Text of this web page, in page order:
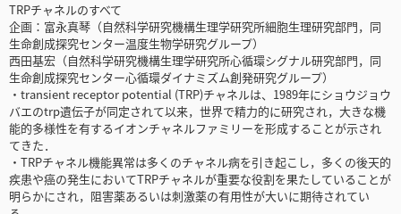
TRPチャネルのすべて
企画：富永真琴（自然科学研究機構生理学研究所細胞生理研究部門，同
生命創成探究センター温度生物学研究グループ）
西田基宏（自然科学研究機構生理学研究所心循環シグナル研究部門，同
生命創成探究センター心循環ダイナミズム創発研究グループ）
・transient receptor potential (TRP)チャネルは、1989年にショウジョウ
バエのtrp遺伝子が同定されて以来，世界で精力的に研究され，大きな機
能的多様性を有するイオンチャネルファミリーを形成することが示され
てきた．
・TRPチャネル機能異常は多くのチャネル病を引き起こし，多くの後天的
疾患や癌の発生においてTRPチャネルが重要な役割を果たしていることが
明らかにされ，阻害薬あるいは刺激薬の有用性が大いに期待されてい